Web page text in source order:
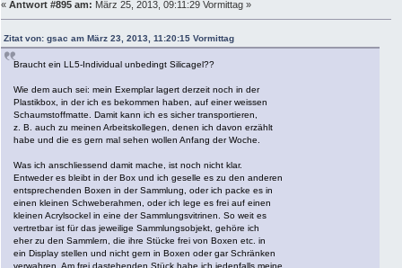
« Antwort #895 am: März 25, 2013, 09:11:29 Vormittag »
Zitat von: gsac am März 23, 2013, 11:20:15 Vormittag
Braucht ein LL5-Individual unbedingt Silicagel??
Wie dem auch sei: mein Exemplar lagert derzeit noch in der
Plastikbox, in der ich es bekommen haben, auf einer weissen
Schaumstoffmatte. Damit kann ich es sicher transportieren,
z. B. auch zu meinen Arbeitskollegen, denen ich davon erzählt
habe und die es gern mal sehen wollen Anfang der Woche.
Was ich anschliessend damit mache, ist noch nicht klar.
Entweder es bleibt in der Box und ich geselle es zu den anderen
entsprechenden Boxen in der Sammlung, oder ich packe es in
einen kleinen Schweberahmen, oder ich lege es frei auf einen
kleinen Acrylsockel in eine der Sammlungsvitrinen. So weit es
vertretbar ist für das jeweilige Sammlungsobjekt, gehöre ich
eher zu den Sammlern, die ihre Stücke frei von Boxen etc. in
ein Display stellen und nicht gern in Boxen oder gar Schränken
verwahren. Am frei dastehenden Stück habe ich jedenfalls meine